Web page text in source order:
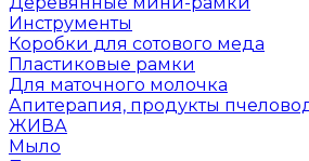
Инструменты
Коробки для сотового меда
Пластиковые рамки
Для маточного молочка
Апитерапия, продукты
ЖИВА
Мыло